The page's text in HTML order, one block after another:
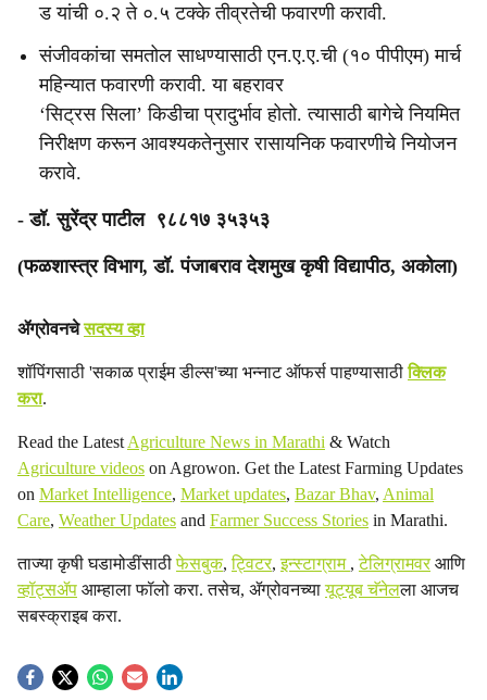
ड यांची ०.२ ते ०.५ टक्के तीव्रतेची फवारणी करावी.
संजीवकांचा समतोल साधण्यासाठी एन.ए.ए.ची (१० पीपीएम) मार्च
महिन्यात फवारणी करावी. या बहरावर
‘सिट्रस सिला’ किडीचा प्रादुर्भाव होतो. त्यासाठी बागेचे नियमित
निरीक्षण करून आवश्यकतेनुसार रासायनिक फवारणीचे नियोजन
करावे.
- डॉ. सुरेंद्र पाटील ९८८१७ ३५३५३
(फळशास्त्र विभाग, डॉ. पंजाबराव देशमुख कृषी विद्यापीठ, अकोला)
ॲग्रोवनचेसदस्य व्हा
शॉपिंगसाठी 'सकाळ प्राईम डील्स'च्या भन्नाट ऑफर्स पाहण्यासाठीक्लिक
करा.
Read the Latest Agriculture News in Marathi & Watch
Agriculture videos on Agrowon. Get the Latest Farming Updates
on Market Intelligence, Market updates, Bazar Bhav, Animal
Care, Weather Updates and Farmer Success Stories in Marathi.
ताज्या कृषी घडामोडींसाठीफेसबुक,ट्विटर,इन्स्टाग्राम ,टेलिग्रामवरआणि
व्हॉट्सॲप आम्हाला फॉलो करा. तसेच, ॲग्रोवनच्यायूट्यूब चॅनेलला आजच
सबस्क्राइब करा.